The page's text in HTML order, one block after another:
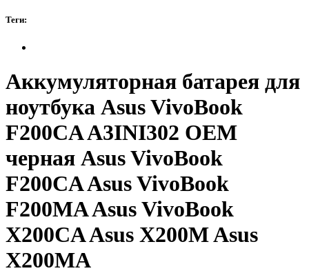
Теги:
Аккумуляторная батарея для
ноутбука Asus VivoBook
F200CA A3INI302 OEM
черная Asus VivoBook
F200CA Asus VivoBook
F200MA Asus VivoBook
X200CA Asus X200M Asus
X200MA